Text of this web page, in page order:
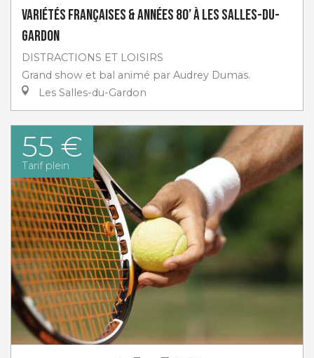
Variétés françaises & années 80’ à Les Salles-du-
Gardon
DISTRACTIONS ET LOISIRS
Grand show et bal animé par Audrey Dumas.
Les Salles-du-Gardon
55 €
Tarif plein